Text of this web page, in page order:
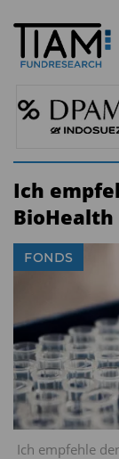
Ich
BioHealth
Ich empfehle
FONDS